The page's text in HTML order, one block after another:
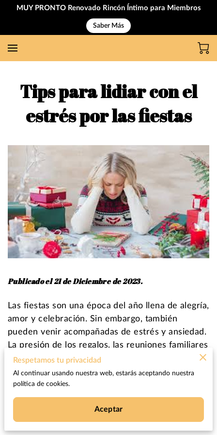
MUY PRONTO Renovado Rincón Íntimo para Miembros
Saber Más
Tips para lidiar con el
estrés por las fiestas
Publicado el 21 de Diciembre de 2023.
Las fiestas son una época del año llena de alegría,
amor y celebración. Sin embargo, también
pueden venir acompañadas de estrés y ansiedad.
La presión de los regalos, las reuniones familiares
y las altas expectativas pueden hacer que el
estrés por las fiestas se convierta en un
problema común.
Respetamos tu privacidad
Al continuar usando nuestra web, estarás aceptando nuestra
política de cookies.
Aceptar